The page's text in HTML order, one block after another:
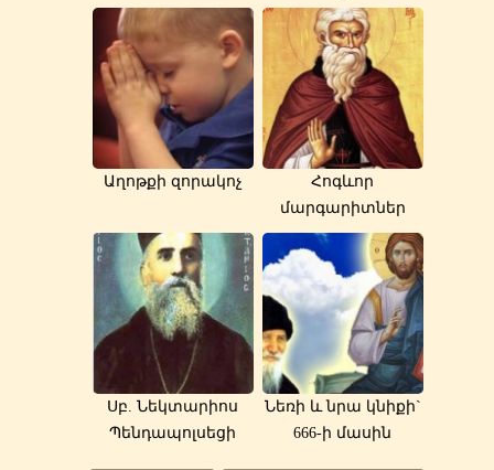
Աղոթքի զորակոչ
Հոգևոր
մարգարիտներ
Սբ. Նեկտարիոս
Պենդապոլսեցի
Նեռի և նրա կնիքի`
666-ի մասին